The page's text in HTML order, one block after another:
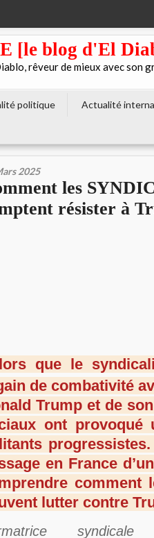
[le blog d'El
rêveur de mieux avec son
politique Actualité
2025
les
résister à
lors que le
de combativité
Trump et de
ont provoqué
progressistes.
en France
comment
lutter contre